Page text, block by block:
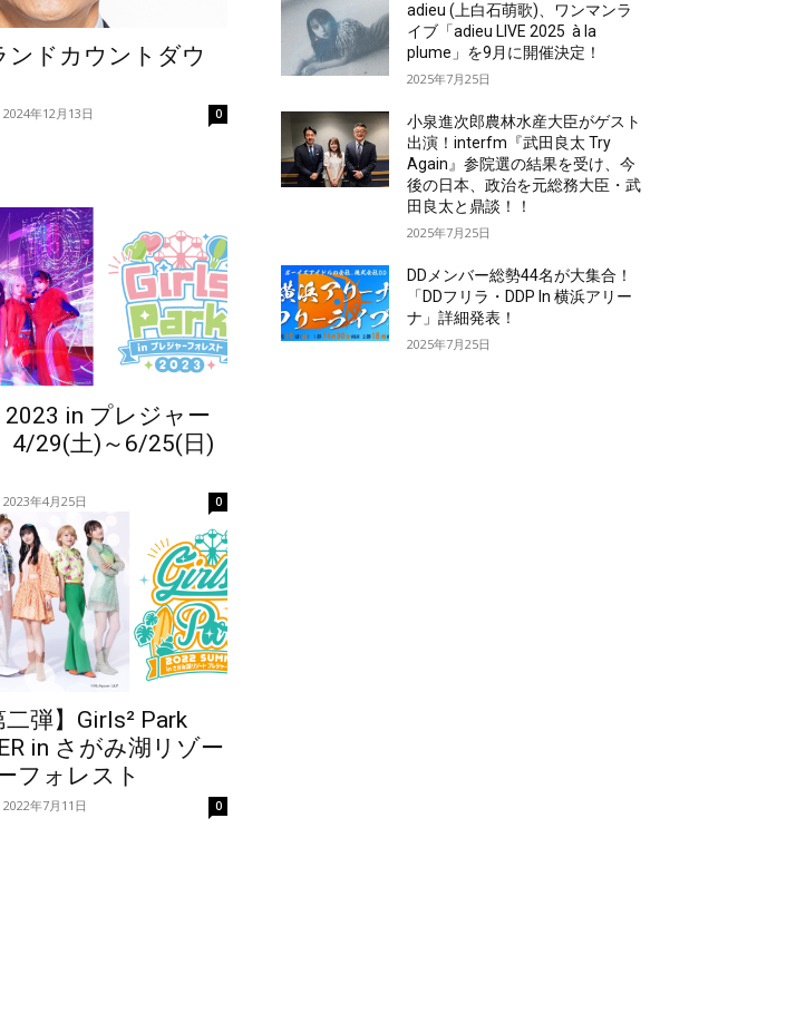
ンドカウントダウ
2024年12月13日 0
2023 in プレジャー
4/29(土)～6/25(日)
2023年4月25日 0
二弾】Girls² Park
in さがみ湖リゾー
フォレスト
2022年7月11日 0
adieu (上白石萌歌)、ワンマンラ
イブ「adieu LIVE 2025 à la
plume」を9月に開催決定！
2025年7月25日
小泉進次郎農林水産大臣がゲスト
出演！interfm『武田良太 Try
Again』参院選の結果を受け、今
後の日本、政治を元総務大臣・武
田良太と鼎談！！
2025年7月25日
DDメンバー総勢44名が大集合！
「DDフリラ・DDP In 横浜アリー
ナ」詳細発表！
2025年7月25日